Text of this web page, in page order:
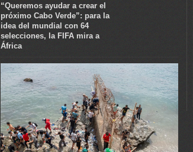
“Queremos ayudar a crear el
próximo Cabo Verde”: para la
idea del mundial con 64
selecciones, la FIFA mira a
África